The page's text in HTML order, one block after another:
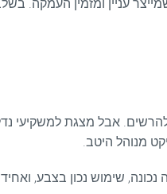
עניין ומזמין העמקה.
להרשים. אבל מצגת
מנוהל היטב.
שימוש נכון בצבע,